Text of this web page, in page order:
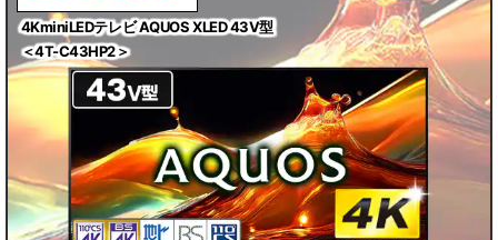
選
び
下
い
▼
テレビ単品
4KminiLEDテレビ AQUOS XLED 43V型
＜4T-C43HP2＞